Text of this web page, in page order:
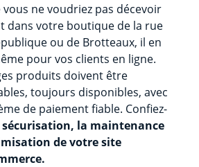
vous ne voudriez pas décevoir
dans votre boutique de la rue
ou de Brotteaux, il en
pour vos clients en ligne.
produits doivent être
toujours disponibles, avec
de paiement fiable. Confiez-
sécurisation, la maintenance
de votre site